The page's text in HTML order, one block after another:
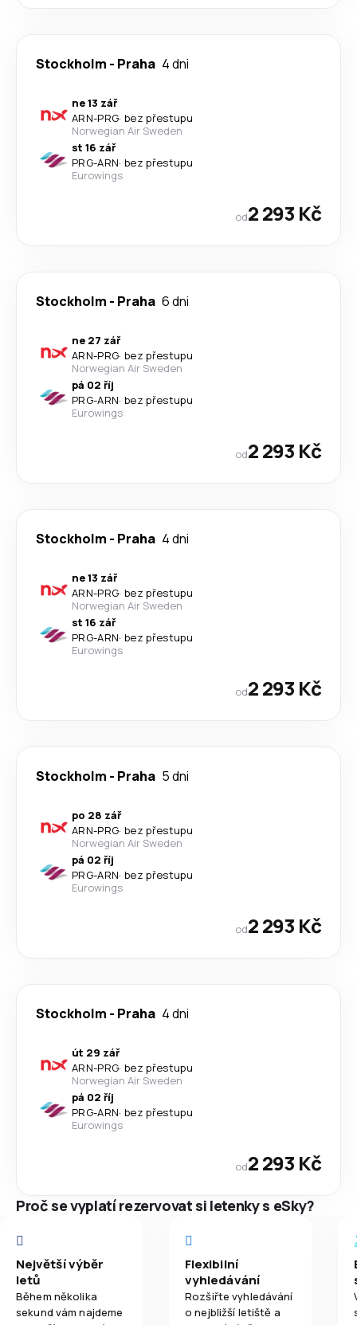
Stockholm - Praha 4 dni
ne 13 zář
ARN-PRG· bez přestupu
Norwegian Air Sweden
st 16 zář
PRG-ARN· bez přestupu
Eurowings
od2 293 Kč
Stockholm - Praha 6 dni
ne 27 zář
ARN-PRG· bez přestupu
Norwegian Air Sweden
pá 02 říj
PRG-ARN· bez přestupu
Eurowings
od2 293 Kč
Stockholm - Praha 4 dni
ne 13 zář
ARN-PRG· bez přestupu
Norwegian Air Sweden
st 16 zář
PRG-ARN· bez přestupu
Eurowings
od2 293 Kč
Stockholm - Praha 5 dni
po 28 zář
ARN-PRG· bez přestupu
Norwegian Air Sweden
pá 02 říj
PRG-ARN· bez přestupu
Eurowings
od2 293 Kč
Stockholm - Praha 4 dni
út 29 zář
ARN-PRG· bez přestupu
Norwegian Air Sweden
pá 02 říj
PRG-ARN· bez přestupu
Eurowings
od2 293 Kč
Proč se vyplatí rezervovat si letenky s eSky?
Největší výběr
letů
Během několika
sekund vám najdeme
Flexibilní
vyhledávání
Rozšiřte vyhledávání
o nejbližší letiště a